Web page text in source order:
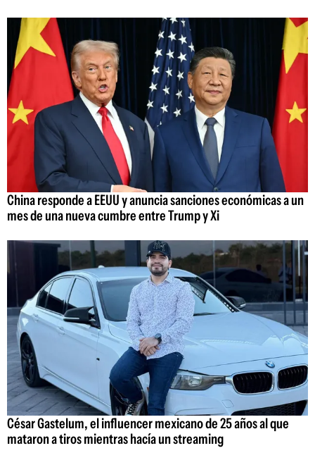
China responde a EEUU y anuncia sanciones económicas a un
mes de una nueva cumbre entre Trump y Xi
César Gastelum, el influencer mexicano de 25 años al que
mataron a tiros mientras hacía un streaming